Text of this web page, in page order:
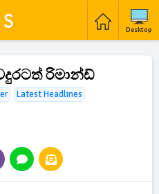
Desktop
රිමාන්ඩ්
Latest Headlines